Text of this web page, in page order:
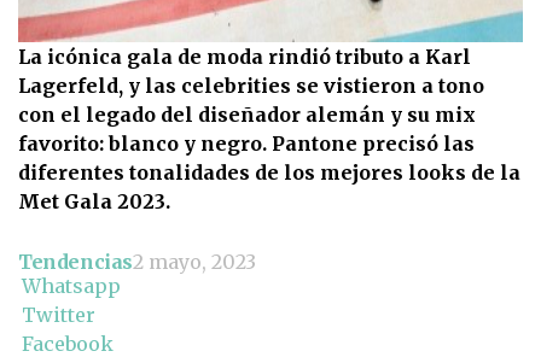
La icónica gala de moda rindió tributo a Karl
Lagerfeld, y las celebrities se vistieron a tono
con el legado del diseñador alemán y su mix
favorito: blanco y negro. Pantone precisó las
diferentes tonalidades de los mejores looks de la
Met Gala 2023.
Tendencias2 mayo, 2023
Whatsapp
Twitter
Facebook